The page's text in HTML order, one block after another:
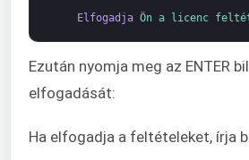
Elfogadja Ön a licenc
Ezután nyomja meg az ENTER
elfogadását:
Ha elfogadja a feltételeket, írja